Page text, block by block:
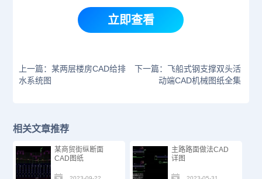
立即查看
上一篇：某两层楼房CAD给排
水系统图
下一篇：飞船式钢支撑双头活
动端CAD机械图纸全集
相关文章推荐
某商贸街纵断面
CAD图纸
主路路面做法CAD
详图